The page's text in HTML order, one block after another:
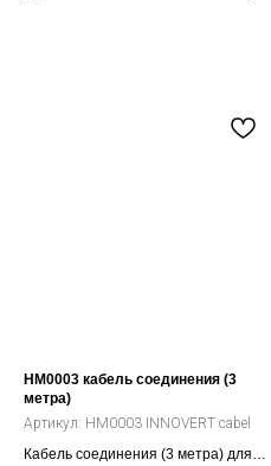
HM0003 кабель соединения (3
метра)
Артикул: HM0003 INNOVERT cabel
Кабель соединения (3 метра) для